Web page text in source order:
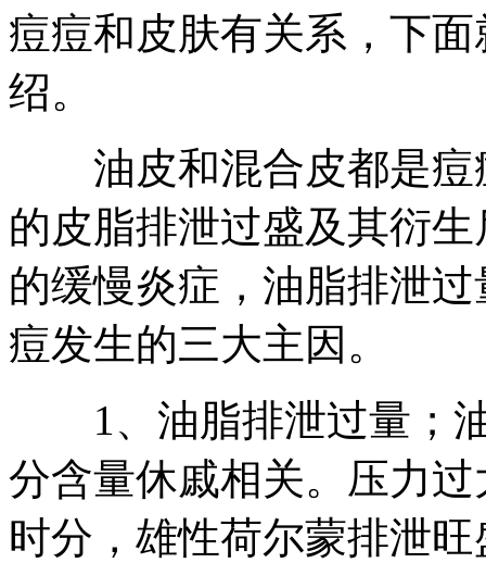
痘痘和皮肤有关系，下
绍。
油皮和混合皮都是痘
的皮脂排泄过盛及其衍
的缓慢炎症，油脂排泄
痘发生的三大主因。
1、油脂排泄过量；油
分含量休戚相关。压力
时分，雄性荷尔蒙排泄